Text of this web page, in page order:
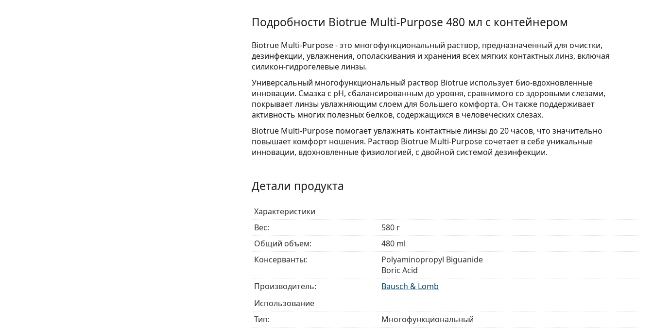
Подробности Biotrue Multi-Purpose 480 мл с контейнером
Biotrue Multi-Purpose - это многофункциональный раствор, предназначенный для очистки,
дезинфекции, увлажнения, ополаскивания и хранения всех мягких контактных линз, включая
силикон-гидрогелевые линзы.
Универсальный многофункциональный раствор Biotrue использует био-вдохновленные
инновации. Смазка с pH, сбалансированным до уровня, сравнимого со здоровыми слезами,
покрывает линзы увлажняющим слоем для большего комфорта. Он также поддерживает
активность многих полезных белков, содержащихся в человеческих слезах.
Biotrue Multi-Purpose помогает увлажнять контактные линзы до 20 часов, что значительно
повышает комфорт ношения. Раствор Biotrue Multi-Purpose сочетает в себе уникальные
инновации, вдохновленные физиологией, с двойной системой дезинфекции.
Детали продукта
Характеристики
Вес:
580 г
Общий объем:
480 ml
Консерванты:
Polyaminopropyl Biguanide
Boric Acid
Производитель:
Bausch & Lomb
Использование
Тип:
Многофункциональный